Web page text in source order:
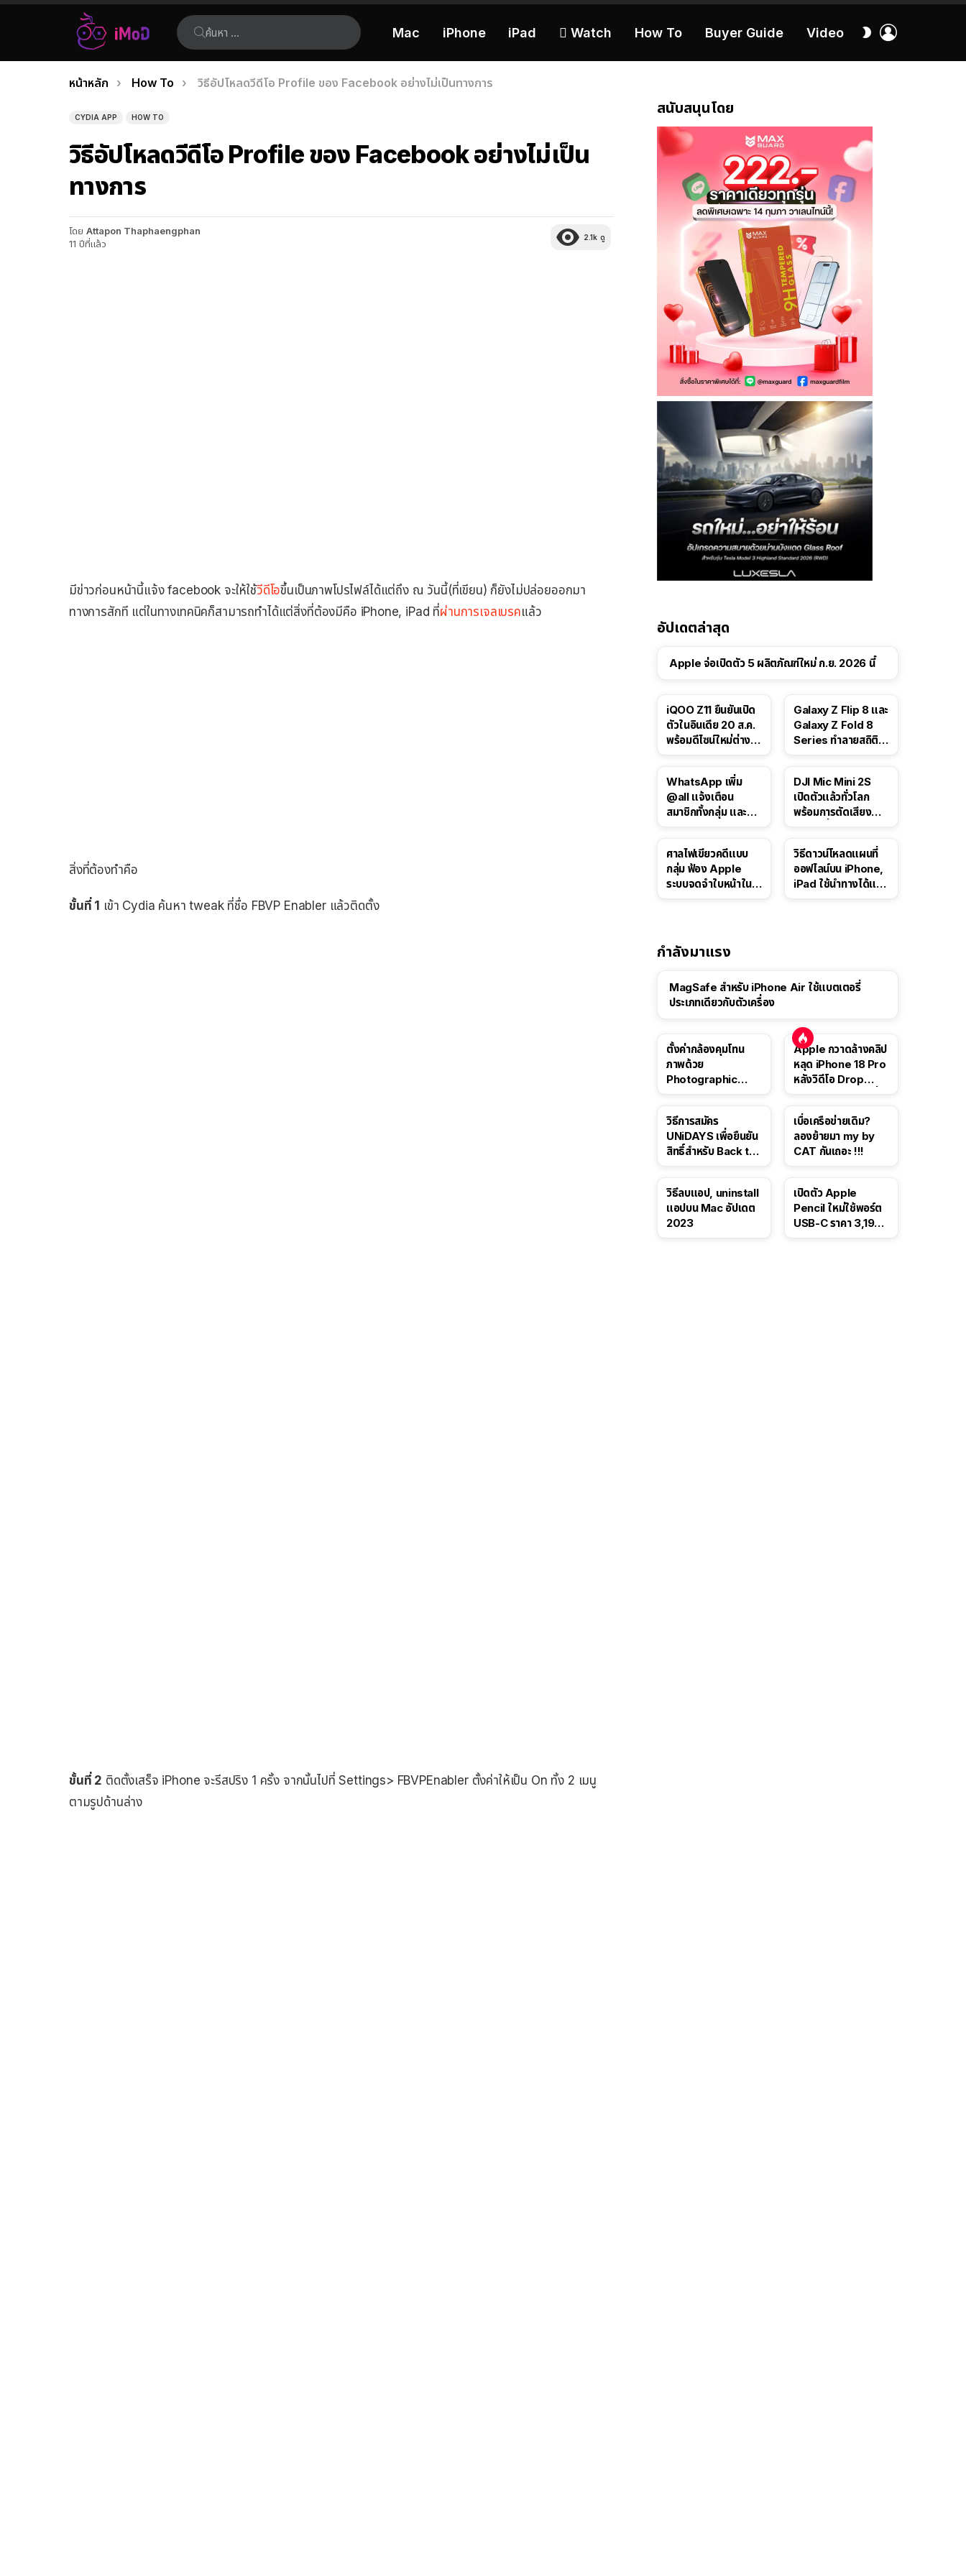
ค้นหา:
Mac iPhone iPad  Watch How To Buyer Guide Video
สลับ
เรื่อง
ล่าสุด
คุณอยู่ที่นี่:
หน้าหลัก How To วิธีอัปโหลดวีดีโอ Profile ของ Facebook อย่างไม่เป็นทางการ
CYDIA APP HOW TO
วิธีอัปโหลดวีดีโอ Profile ของ Facebook อย่างไม่เป็น
ทางการ
โดย Attapon Thaphaengphan
11 ปีที่แล้ว
2.1k ดู
มีข่าวก่อนหน้านี้แจ้ง facebook จะให้ใช้วีดีโอขึ้นเป็นภาพโปรไฟล์ได้แต่ถึง ณ วันนี้(ที่เขียน) ก็ยังไม่ปล่อยออกมา
ทางการสักที แต่ในทางเทคนิคก็สามารถทำได้แต่สิ่งที่ต้องมีคือ iPhone, iPad ที่ผ่านการเจลเบรคแล้ว
สิ่งที่ต้องทำคือ
ขั้นที่ 1 เข้า Cydia ค้นหา tweak ที่ชื่อ FBVP Enabler แล้วติดตั้ง
ขั้นที่ 2 ติดตั้งเสร็จ iPhone จะรีสปริง 1 ครั้ง จากนั้นไปที่ Settings> FBVPEnabler ตั้งค่าให้เป็น On ทั้ง 2 เมนู
ตามรูปด้านล่าง
สนับสนุนโดย
อัปเดตล่าสุด
Apple จ่อเปิดตัว 5 ผลิตภัณฑ์ใหม่ ก.ย. 2026 นี้
iQOO Z11 ยืนยันเปิด
ตัวในอินเดีย 20 ส.ค.
พร้อมดีไซน์ใหม่ต่าง
Galaxy Z Flip 8 และ
Galaxy Z Fold 8
Series ทำลายสถิติ
WhatsApp เพิ่ม
@all แจ้งเตือน
สมาชิกทั้งกลุ่ม และอัป
DJI Mic Mini 2S
เปิดตัวแล้วทั่วโลก
พร้อมการตัดเสียง
ศาลไฟเขียวคดีแบบ
กลุ่ม ฟ้อง Apple
ระบบจดจำใบหน้าใน
วิธีดาวน์โหลดแผนที่
ออฟไลน์บน iPhone,
iPad ใช้นำทางได้แม้
กำลังมาแรง
MagSafe สำหรับ iPhone Air ใช้แบตเตอรี่
ประเภทเดียวกับตัวเครื่อง
ตั้งค่ากล้องคุมโทน
ภาพด้วย
Photographic
Apple กวาดล้างคลิป
หลุด iPhone 18 Pro
หลังวิดีโอ Drop
วิธีการสมัคร
UNiDAYS เพื่อยืนยัน
สิทธิ์สำหรับ Back to
เบื่อเครือข่ายเดิม?
ลองย้ายมา my by
CAT กันเถอะ !!!
วิธีลบแอป, uninstall
แอปบน Mac อัปเดต
2023
เปิดตัว Apple
Pencil ใหม่ใช้พอร์ต
USB-C ราคา 3,190